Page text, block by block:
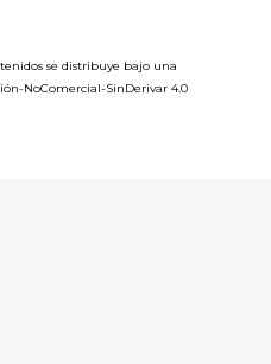
se distribuye bajo una
NoComercial-SinDerivar 4.0